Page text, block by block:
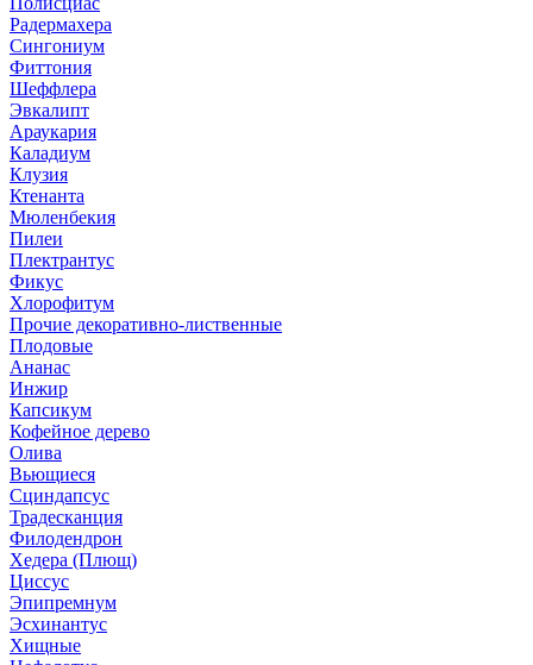
Радермахера
Сингониум
Фиттония
Шеффлера
Эвкалипт
Араукария
Каладиум
Клузия
Ктенанта
Мюленбекия
Пилеи
Плектрантус
Фикус
Хлорофитум
Прочие декоративно-лиственные
Плодовые
Ананас
Инжир
Капсикум
Кофейное дерево
Олива
Вьющиеся
Сциндапсус
Традесканция
Филодендрон
Хедера (Плющ)
Циссус
Эпипремнум
Эсхинантус
Хищные